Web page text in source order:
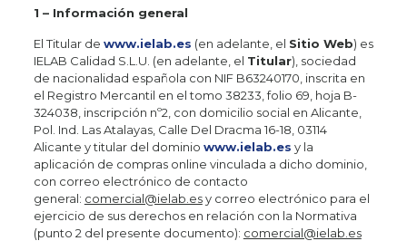
1 – Información general
El Titular de www.ielab.es (en adelante, el Sitio Web) es
IELAB Calidad S.L.U. (en adelante, el Titular), sociedad
de nacionalidad española con NIF B63240170, inscrita en
el Registro Mercantil en el tomo 38233, folio 69, hoja B-
324038, inscripción nº2, con domicilio social en Alicante,
Pol. Ind. Las Atalayas, Calle Del Dracma 16-18, 03114
Alicante y titular del dominio www.ielab.es y la
aplicación de compras online vinculada a dicho dominio,
con correo electrónico de contacto
general: comercial@ielab.esy correo electrónico para el
ejercicio de sus derechos en relación con la Normativa
(punto 2 del presente documento): comercial@ielab.es